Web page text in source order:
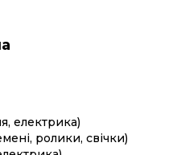
електрика)
ролики, свічки)